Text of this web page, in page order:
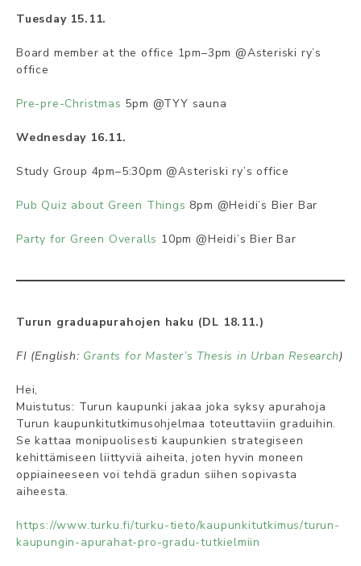
Tuesday 15.11.
Board member at the office 1pm–3pm @Asteriski ry’s
office
Pre-pre-Christmas 5pm @TYY sauna
Wednesday 16.11.
Study Group 4pm–5:30pm @Asteriski ry’s office
Pub Quiz about Green Things 8pm @Heidi’s Bier Bar
Party for Green Overalls 10pm @Heidi’s Bier Bar
Turun graduapurahojen haku (DL 18.11.)
FI (English: Grants for Master’s Thesis in Urban Research)
Hei,
Muistutus: Turun kaupunki jakaa joka syksy apurahoja
Turun kaupunkitutkimusohjelmaa toteuttaviin graduihin.
Se kattaa monipuolisesti kaupunkien strategiseen
kehittämiseen liittyviä aiheita, joten hyvin moneen
oppiaineeseen voi tehdä gradun siihen sopivasta
aiheesta.
https://www.turku.fi/turku-tieto/kaupunkitutkimus/turun-
kaupungin-apurahat-pro-gradu-tutkielmiin